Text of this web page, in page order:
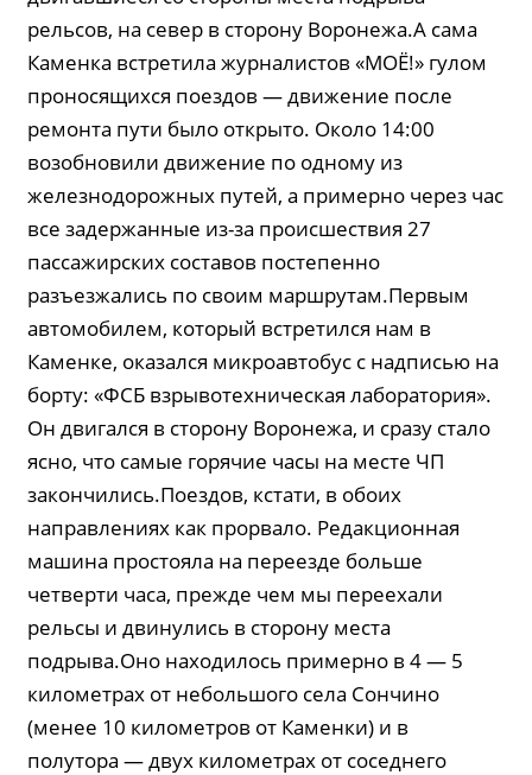
рельсов, на север в сторону Воронежа.А сама
Каменка встретила журналистов «МОЁ!» гулом
проносящихся поездов — движение после
ремонта пути было открыто. Около 14:00
возобновили движение по одному из
железнодорожных путей, а примерно через час
все задержанные из-за происшествия 27
пассажирских составов постепенно
разъезжались по своим маршрутам.Первым
автомобилем, который встретился нам в
Каменке, оказался микроавтобус с надписью на
борту: «ФСБ взрывотехническая лаборатория».
Он двигался в сторону Воронежа, и сразу стало
ясно, что самые горячие часы на месте ЧП
закончились.Поездов, кстати, в обоих
направлениях как прорвало. Редакционная
машина простояла на переезде больше
четверти часа, прежде чем мы переехали
рельсы и двинулись в сторону места
подрыва.Оно находилось примерно в 4 — 5
километрах от небольшого села Сончино
(менее 10 километров от Каменки) и в
полутора — двух километрах от соседнего